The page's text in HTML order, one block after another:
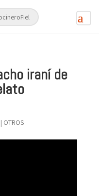
iraní de
| OTROS